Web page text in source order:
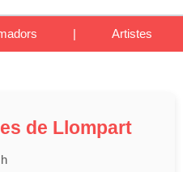
Artistes
de Llompart